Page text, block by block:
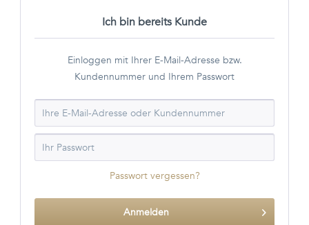
Ich bin bereits Kunde
Einloggen mit Ihrer E-Mail-Adresse bzw.
Kundennummer und Ihrem Passwort
Passwort vergessen?
Anmelden